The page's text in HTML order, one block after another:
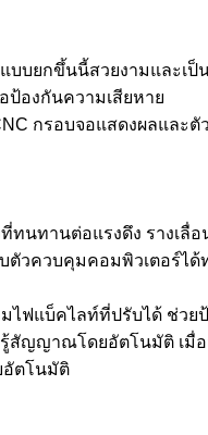
บยกขึ้นนี้สวยงามและเป็น
ป้องกันความเสียหาย
กรอบจอแสดงผลและตั
นทานต่อแรงดึง รางเลื่
วควบคุมคอมพิวเตอร์ได้
ไฟแบ็คไลท์ที่ปรับได้ ช่ว
รู้สัญญาณโดยอัตโนมัติ
อัตโนมัติ